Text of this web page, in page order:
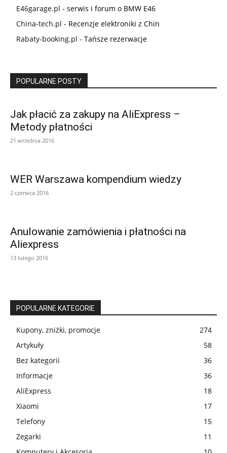
E46garage.pl - serwis i forum o BMW E46
China-tech.pl - Recenzje elektroniki z Chin
Rabaty-booking.pl - Tańsze rezerwacje
POPULARNE POSTY
Jak płacić za zakupy na AliExpress –
Metody płatności
21 września 2016
WER Warszawa kompendium wiedzy
2 czerwca 2016
Anulowanie zamówienia i płatności na
Aliexpress
13 lutego 2016
POPULARNE KATEGORIE
Kupony, zniżki, promocje
274
Artykuły
58
Bez kategorii
36
Informacje
36
AliExpress
18
Xiaomi
17
Telefony
15
Zegarki
11